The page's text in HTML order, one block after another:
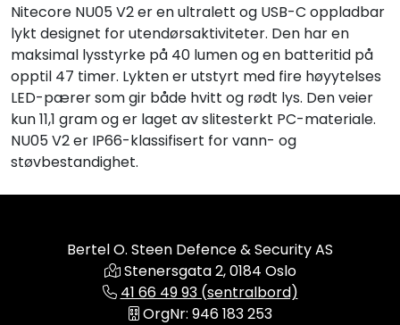
Nitecore NU05 V2 er en ultralett og USB-C oppladbar
lykt designet for utendørsaktiviteter. Den har en
maksimal lysstyrke på 40 lumen og en batteritid på
opptil 47 timer. Lykten er utstyrt med fire høyytelses
LED-pærer som gir både hvitt og rødt lys. Den veier
kun 11,1 gram og er laget av slitesterkt PC-materiale.
NU05 V2 er IP66-klassifisert for vann- og
støvbestandighet.
Bertel O. Steen Defence & Security AS
Stenersgata 2, 0184 Oslo
41 66 49 93 (sentralbord)
OrgNr: 946 183 253